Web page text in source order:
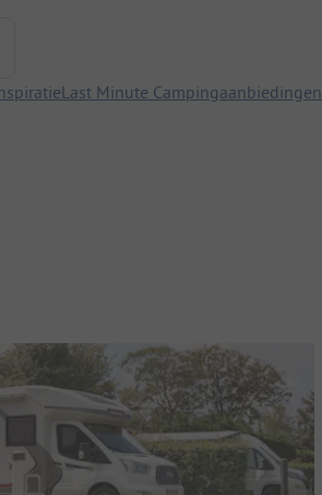
Last Minute Campingaanbiedingen